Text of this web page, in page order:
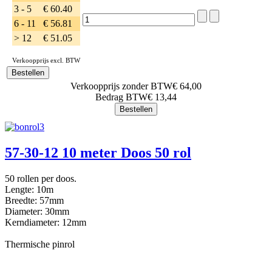
3 - 5
€ 60.40
6 - 11
€ 56.81
> 12
€ 51.05
Verkoopprijs excl. BTW
Verkoopprijs zonder BTW€ 64,00
Bedrag BTW€ 13,44
57-30-12 10 meter Doos 50 rol
50 rollen per doos.
Lengte: 10m
Breedte: 57mm
Diameter: 30mm
Kerndiameter: 12mm
Thermische pinrol